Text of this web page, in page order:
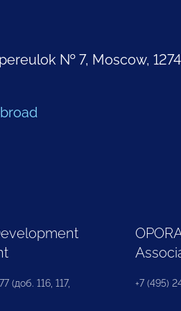
№ 7, Moscow,
(доб. 116, 117,
+7 (495)